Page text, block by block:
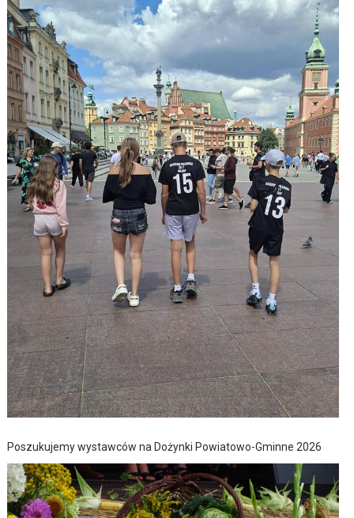
Poszukujemy wystawców na Dożynki Powiatowo-Gminne 2026